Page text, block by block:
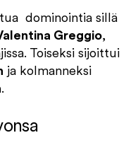
dominointia sillä
Greggio,
Toiseksi sijoittui
ja kolmanneksi
.